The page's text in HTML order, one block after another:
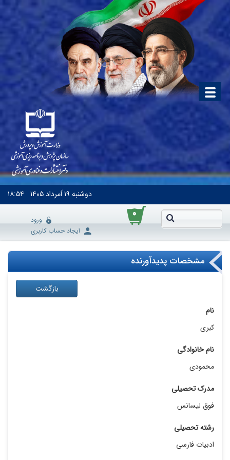
دوشنبه ۱۹ اَمرداد ۱۴۰۵ ۱۸:۵۴
۰
ورود
ایجاد حساب کاربری
مشخصات پدیدآورنده
بازگشت
نام
کبری
نام خانوادگی
محمودی
مدرک تحصیلی
فوق لیسانس
رشته تحصیلی
ادبیات فارسی